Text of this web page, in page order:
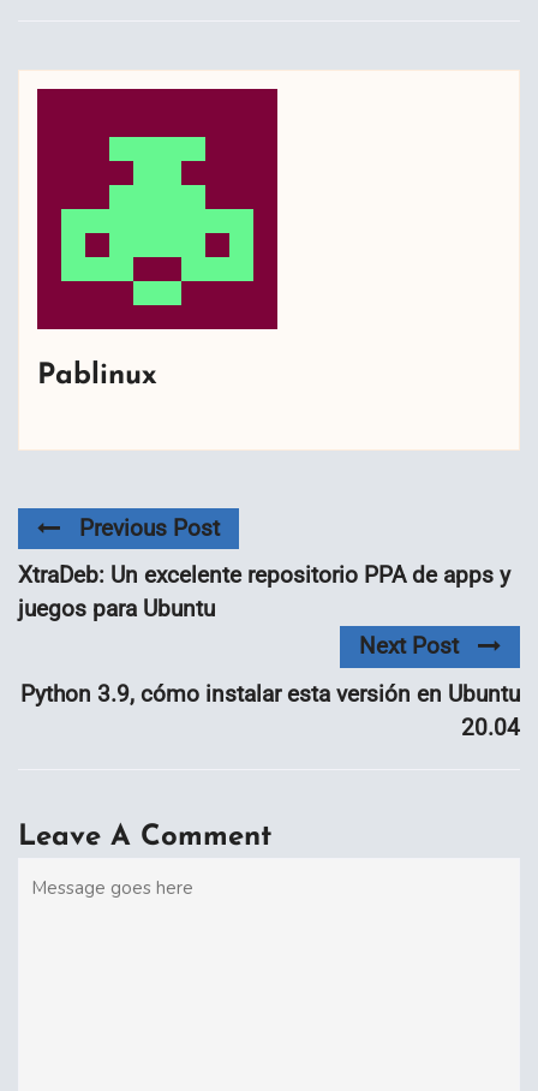
Pablinux
Previous Post
XtraDeb: Un excelente repositorio PPA de apps y
juegos para Ubuntu
Next Post
Python 3.9, cómo instalar esta versión en Ubuntu
20.04
Leave A Comment